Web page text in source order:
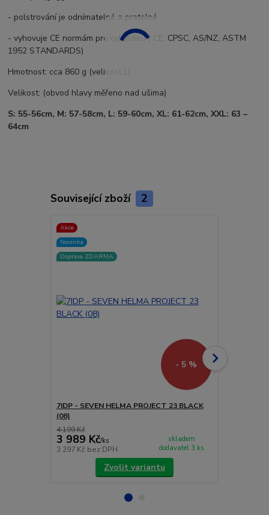
- polstrování je odnímatelné a pratelné
- vyhovuje CE normám pro cyklistiku ( CE, CPSC, AS/NZ, ASTM
1952 STANDARDS)
Hmotnost: cca 860 g (velikost L)
Velikost: (obvod hlavy měřeno nad ušima)
S: 55-56cm, M: 57-58cm, L: 59-60cm, XL: 61-62cm, XXL: 63 –
64cm
Související zboží 2
Akce
Novinka
Doprava ZDARMA
- 5 %
7IDP - SEVEN HELMA PROJECT 23 BLACK
(08)
4 199 Kč
3 989 Kč/ks
3 297 Kč bez DPH
skladem
dodavatel 3 ks
Zvolit variantu